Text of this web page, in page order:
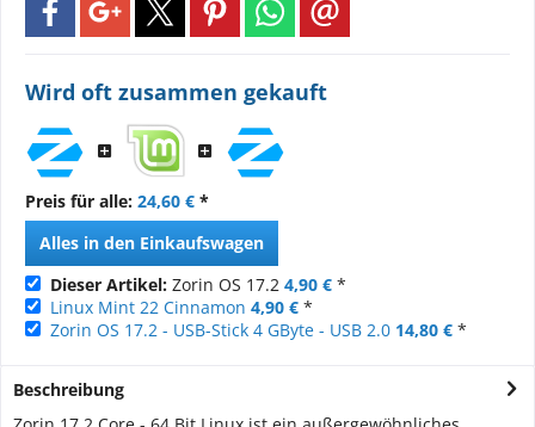
Wird oft zusammen gekauft
Preis für alle: 24,60 € *
Alles in den Einkaufswagen
Dieser Artikel: Zorin OS 17.2 4,90 € *
Linux Mint 22 Cinnamon 4,90 € *
Zorin OS 17.2 - USB-Stick 4 GByte - USB 2.0 14,80 € *
Beschreibung